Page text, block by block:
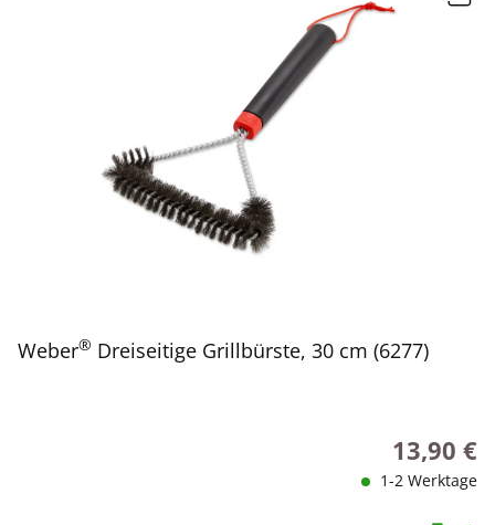
Weber® Dreiseitige Grillbürste, 30 cm (6277)
Regulärer
13,90 €
1-2 Werktage